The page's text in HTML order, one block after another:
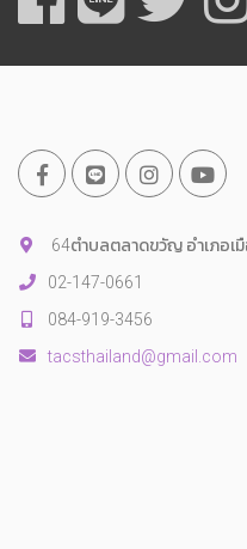
64ตำบลตลาดขวัญ อำเภอเ
02-147-0661
084-919-3456
tacsthailand@gmail.com